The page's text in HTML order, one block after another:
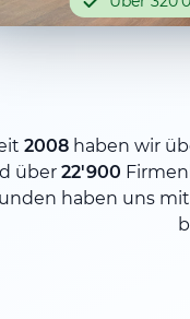
2008haben wir
über 22'900
haben uns